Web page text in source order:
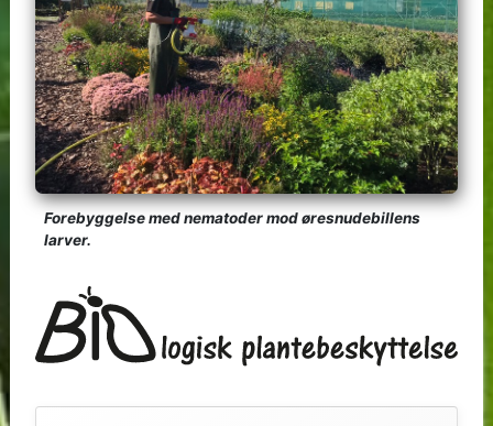
Forebyggelse med nematoder mod øresnudebillens
larver.